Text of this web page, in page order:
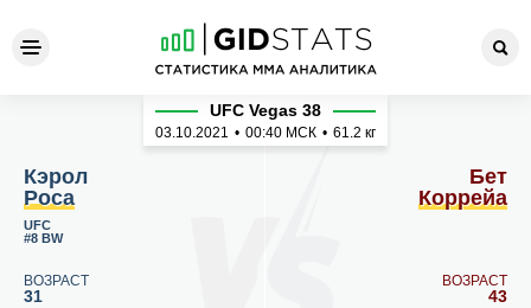
Кэрол Роса - Бет Коррейа
Кэрол
Роса
UFC
#8 BW
ВОЗРАСТ
31
UFC Vegas 38
03.10.2021 • 00:40 МСК • 61.2 кг
Бет
Коррейа
ВОЗРАСТ
43